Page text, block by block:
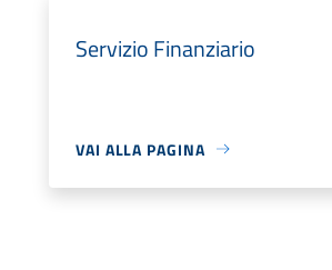
Servizio Finanziario
VAI ALLA PAGINA